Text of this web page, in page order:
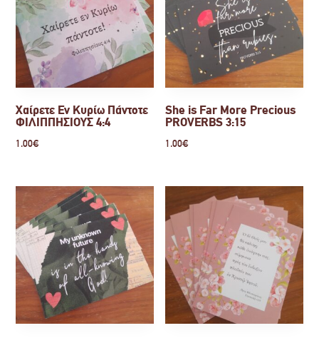
Χαίρετε Εν Κυρίω Πάντοτε
ΦΙΛΙΠΠΗΣΙΟΥΣ 4:4
1.00€
She is Far More Precious
PROVERBS 3:15
1.00€